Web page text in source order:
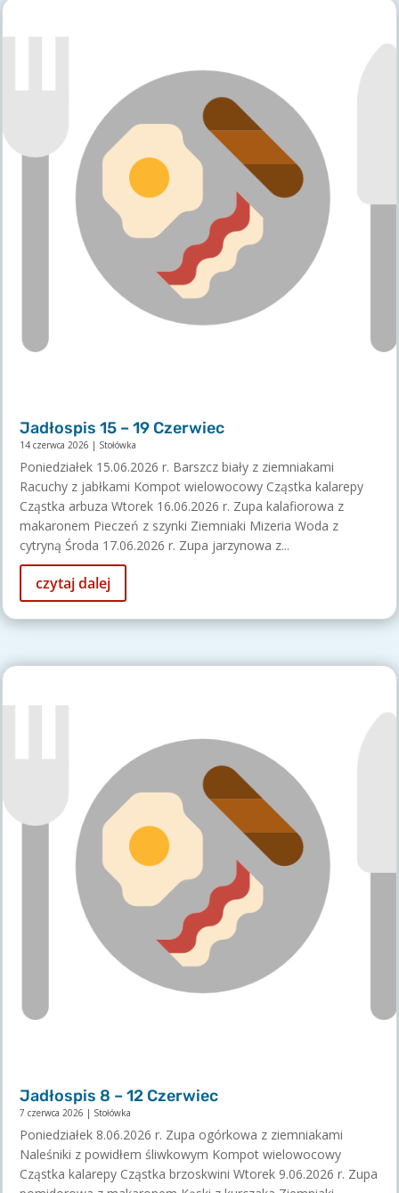
Jadłospis 15 – 19 Czerwiec
14 czerwca 2026 | Stołówka
Poniedziałek 15.06.2026 r. Barszcz biały z ziemniakami
Racuchy z jabłkami Kompot wielowocowy Cząstka kalarepy
Cząstka arbuza Wtorek 16.06.2026 r. Zupa kalafiorowa z
makaronem Pieczeń z szynki Ziemniaki Mizeria Woda z
cytryną Środa 17.06.2026 r. Zupa jarzynowa z...
czytaj dalej
Jadłospis 8 – 12 Czerwiec
7 czerwca 2026 | Stołówka
Poniedziałek 8.06.2026 r. Zupa ogórkowa z ziemniakami
Naleśniki z powidłem śliwkowym Kompot wielowocowy
Cząstka kalarepy Cząstka brzoskwini Wtorek 9.06.2026 r. Zupa